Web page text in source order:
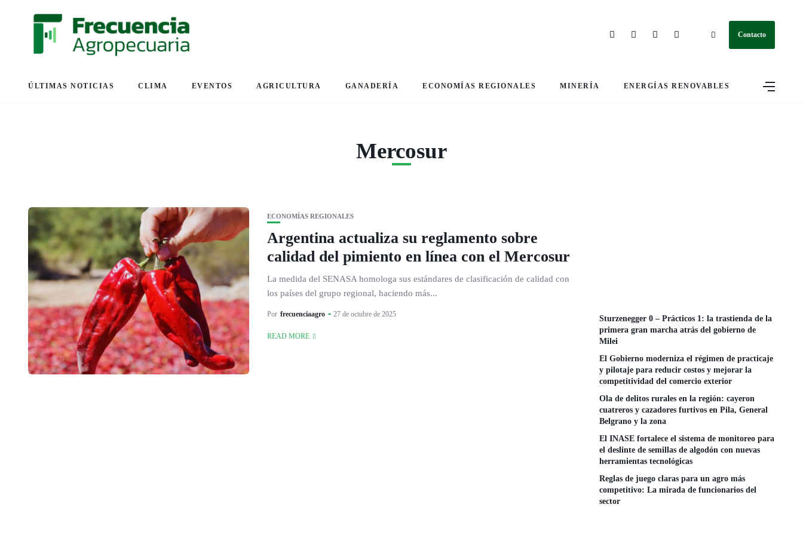
Contacto
ÚLTIMAS NOTICIAS CLIMA EVENTOS AGRICULTURA GANADERÍA ECONOMÍAS REGIONALES MINERÍA ENERGÍAS RENOVABLES
Mercosur
ECONOMÍAS REGIONALES
Argentina actualiza su reglamento sobre
calidad del pimiento en línea con el Mercosur
La medida del SENASA homologa sus estándares de clasificación de calidad con
los países del grupo regional, haciendo más...
Por frecuenciaagro 27 de octubre de 2025
READ MORE
Sturzenegger 0 – Prácticos 1: la trastienda de la
primera gran marcha atrás del gobierno de
Milei
El Gobierno moderniza el régimen de practicaje
y pilotaje para reducir costos y mejorar la
competitividad del comercio exterior
Ola de delitos rurales en la región: cayeron
cuatreros y cazadores furtivos en Pila, General
Belgrano y la zona
El INASE fortalece el sistema de monitoreo para
el deslinte de semillas de algodón con nuevas
herramientas tecnológicas
Reglas de juego claras para un agro más
competitivo: La mirada de funcionarios del
sector